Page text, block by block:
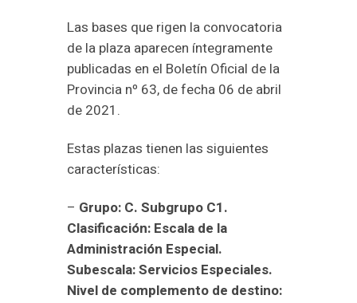
Las bases que rigen la convocatoria
de la plaza aparecen íntegramente
publicadas en el Boletín Oficial de la
Provincia nº 63, de fecha 06 de abril
de 2021.
Estas plazas tienen las siguientes
características:
– Grupo: C. Subgrupo C1.
Clasificación: Escala de la
Administración Especial.
Subescala: Servicios Especiales.
Nivel de complemento de destino: